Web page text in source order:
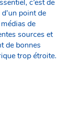
c’est de
point de
de
sources et
de bonnes
trop étroite.